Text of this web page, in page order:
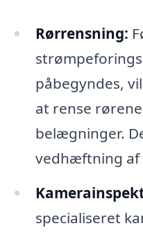
Rørrensning:
påbegyndes,
at rense
belægninger.
vedhæftning af
specialiseret